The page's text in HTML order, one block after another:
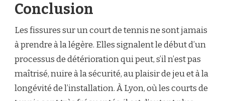
Conclusion
Les fissures sur un court de tennis ne sont jamais
à prendre à la légère. Elles signalent le début d’un
processus de détérioration qui peut, s’il n’est pas
maîtrisé, nuire à la sécurité, au plaisir de jeu et à la
longévité de l’installation. À Lyon, où les courts de